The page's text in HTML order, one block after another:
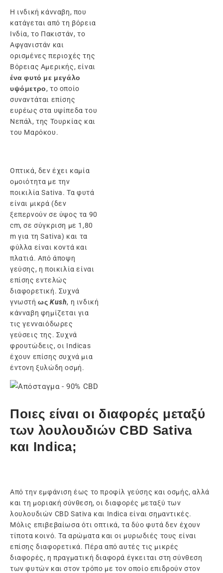
Η ινδική κάνναβη, που
κατάγεται από τη βόρεια
Ινδία, το Πακιστάν, το
Αφγανιστάν και
ορισμένες περιοχές της
Βόρειας Αμερικής, είναι
ένα φυτό με μεγάλο
υψόμετρο, το οποίο
συναντάται επίσης
ευρέως στα υψίπεδα του
Νεπάλ, της Τουρκίας και
του Μαρόκου.
Οπτικά, δεν έχει καμία
ομοιότητα με την
ποικιλία Sativa. Τα φυτά
είναι μικρά (δεν
ξεπερνούν σε ύψος τα 90
cm, σε σύγκριση με 1,80
m για τη Sativa) και τα
φύλλα είναι κοντά και
πλατιά. Από άποψη
γεύσης, η ποικιλία είναι
επίσης εντελώς
διαφορετική. Συχνά
γνωστήωςKush, η ινδική
κάνναβη φημίζεται για
τις γενναιόδωρες
γεύσεις της. Συχνά
φρουτώδεις, οι Indicas
έχουν επίσης συχνά μια
έντονη ξυλώδη οσμή.
Ποιες είναι οι διαφορές μεταξύ
των λουλουδιών CBD Sativa
και Indica;
Από την εμφάνιση έως το προφίλ γεύσης και οσμής, αλλά
και τη μοριακή σύνθεση, οι διαφορές μεταξύ των
λουλουδιών CBD Sativa και Indica είναι σημαντικές.
Μόλις επιβεβαίωσα ότι οπτικά, τα δύο φυτά δεν έχουν
τίποτα κοινό. Τα αρώματα και οι μυρωδιές τους είναι
επίσης διαφορετικά. Πέρα από αυτές τις μικρές
διαφορές, η πραγματική διαφορά έγκειται στη σύνθεση
των φυτών και στον τρόπο με τον οποίο επιδρούν στον